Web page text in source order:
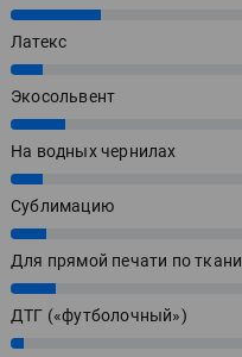
20%
Латекс
7%
Экосольвент
12%
На водных чернилах
7%
Сублимацию
8%
Для прямой печати по ткани
10%
ДТГ («футболочный»)
3%